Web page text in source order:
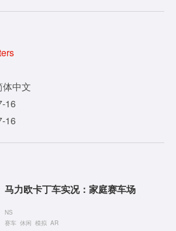
中文
16
16
马力欧卡丁车实况：家庭赛车场
NS
赛车 休闲 模拟 AR